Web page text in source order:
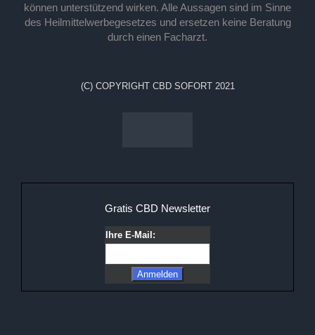
können unterstützend wirken. Alle Aussagen sind im Sinne
des Heilmittelwerbegesetzes und ersetzen keine Beratung
durch einen Facharzt.
(C) COPYRIGHT CBD SOFORT 2021
Gratis CBD Newsletter
Ihre E-Mail: